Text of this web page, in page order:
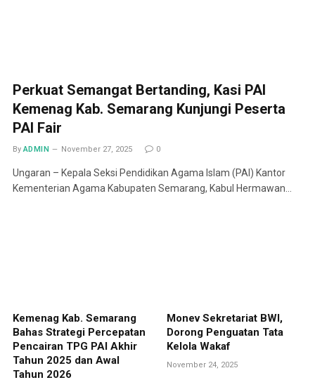
Perkuat Semangat Bertanding, Kasi PAI
Kemenag Kab. Semarang Kunjungi Peserta
PAI Fair
By ADMIN November 27, 2025 0
Ungaran – Kepala Seksi Pendidikan Agama Islam (PAI) Kantor
Kementerian Agama Kabupaten Semarang, Kabul Hermawan…
Kemenag Kab. Semarang
Bahas Strategi Percepatan
Pencairan TPG PAI Akhir
Tahun 2025 dan Awal
Tahun 2026
Monev Sekretariat BWI,
Dorong Penguatan Tata
Kelola Wakaf
November 24, 2025